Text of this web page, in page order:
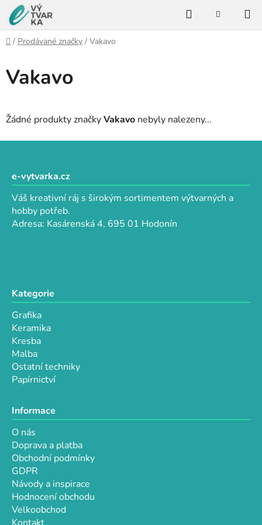
Přejít
na
obsah
HledatNÁKUPNÍ
Domů
/ Prodávané značky / Vakavo
Vakavo
Žádné produkty značkyVakavo nebyly nalezeny...
e-vytvarka.cz
Váš kreativní ráj s širokým sortimentem výtvarných a
hobby potřeb.
Adresa: Kasárenská 4, 695 01 Hodonín
Kategorie
Grafika
Keramika
Kresba
Malba
Ostatní techniky
Papírnictví
Informace
O nás
Doprava a platba
Obchodní podmínky
GDPR
Návody a inspirace
Hodnocení obchodu
Velkoobchod